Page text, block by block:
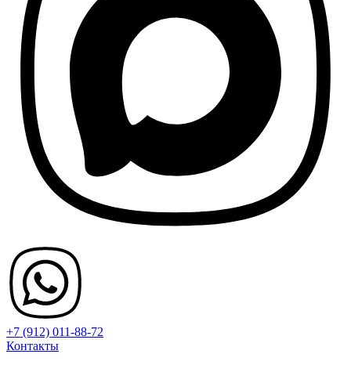
+7 (912) 011-88-72
Контакты